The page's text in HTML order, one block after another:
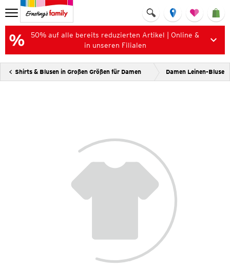
50% auf alle bereits reduzierten Artikel | Online &
in unseren Filialen
Shirts & Blusen in Großen Größen für Damen Damen Leinen-Bluse